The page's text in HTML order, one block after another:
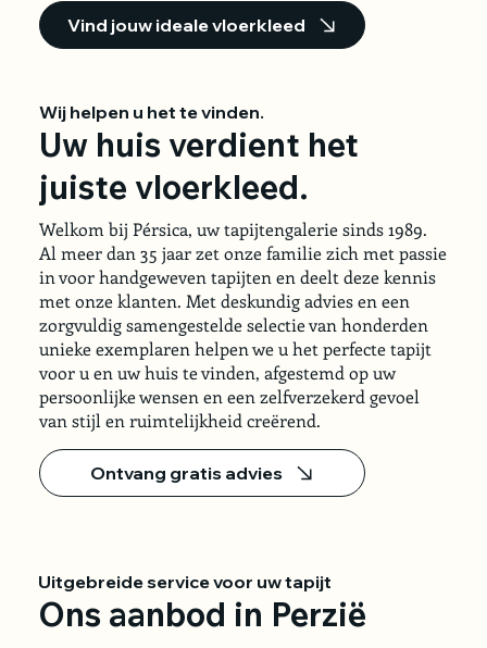
Vind jouw ideale vloerkleed
Wij helpen u het te vinden.
Uw huis verdient het
juiste vloerkleed.
Welkom bij Pérsica, uw tapijtengalerie sinds 1989.
Al meer dan 35 jaar zet onze familie zich met passie
in voor handgeweven tapijten en deelt deze kennis
met onze klanten. Met deskundig advies en een
zorgvuldig samengestelde selectie van honderden
unieke exemplaren helpen we u het perfecte tapijt
voor u en uw huis te vinden, afgestemd op uw
persoonlijke wensen en een zelfverzekerd gevoel
van stijl en ruimtelijkheid creërend.
Ontvang gratis advies
Uitgebreide service voor uw tapijt
Ons aanbod in Perzië